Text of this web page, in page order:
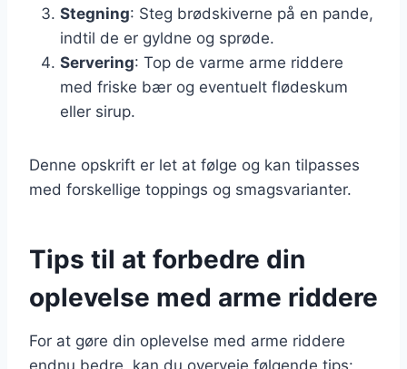
Stegning: Steg brødskiverne på en pande,
indtil de er gyldne og sprøde.
Servering: Top de varme arme riddere
med friske bær og eventuelt flødeskum
eller sirup.
Denne opskrift er let at følge og kan tilpasses
med forskellige toppings og smagsvarianter.
Tips til at forbedre din
oplevelse med arme riddere
For at gøre din oplevelse med arme riddere